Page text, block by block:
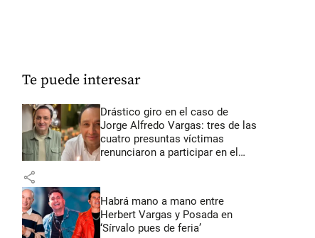
Te puede interesar
Drástico giro en el caso de
Jorge Alfredo Vargas: tres de las
cuatro presuntas víctimas
renunciaron a participar en el
share
Habrá mano a mano entre
Herbert Vargas y Posada en
‘Sírvalo pues de feria’